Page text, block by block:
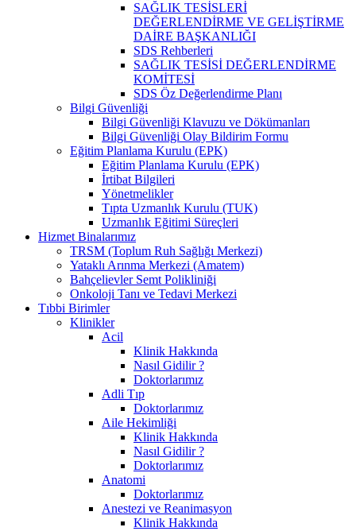
SAĞLIK TESİSLERİ
DEĞERLENDİRME VE GELİŞTİRME
DAİRE BAŞKANLIĞI
SDS Rehberleri
SAĞLIK TESİSİ DEĞERLENDİRME
KOMİTESİ
SDS Öz Değerlendirme Planı
Bilgi Güvenliği
Bilgi Güvenliği Klavuzu ve Dökümanları
Bilgi Güvenliği Olay Bildirim Formu
Eğitim Planlama Kurulu (EPK)
Eğitim Planlama Kurulu (EPK)
İrtibat Bilgileri
Yönetmelikler
Tıpta Uzmanlık Kurulu (TUK)
Uzmanlık Eğitimi Süreçleri
Hizmet Binalarımız
TRSM (Toplum Ruh Sağlığı Merkezi)
Yataklı Arınma Merkezi (Amatem)
Bahçelievler Semt Polikliniği
Onkoloji Tanı ve Tedavi Merkezi
Tıbbi Birimler
Klinikler
Acil
Klinik Hakkında
Nasıl Gidilir ?
Doktorlarımız
Adli Tıp
Doktorlarımız
Aile Hekimliği
Klinik Hakkında
Nasıl Gidilir ?
Doktorlarımız
Anatomi
Doktorlarımız
Anestezi ve Reanimasyon
Klinik Hakkında